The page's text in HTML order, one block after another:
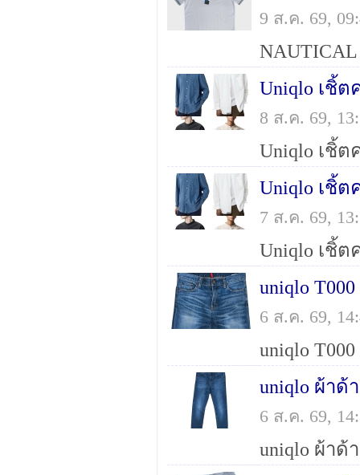
9 ส.ค. 69,
8 ส.ค. 69,
7 ส.ค. 69,
6 ส.ค. 69,
6 ส.ค. 69,